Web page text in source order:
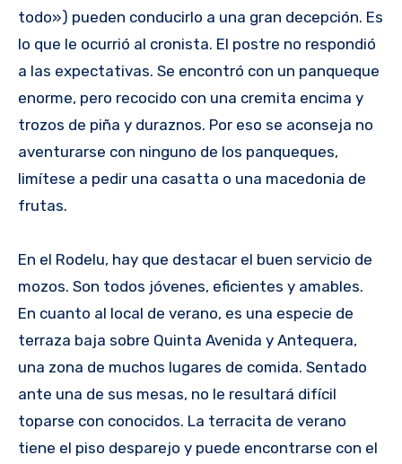
todo») pueden conducirlo a una gran decepción. Es
lo que le ocurrió al cronista. El postre no respondió
a las expectativas. Se encontró con un panqueque
enorme, pero recocido con una cremita encima y
trozos de piña y duraznos. Por eso se aconseja no
aventurarse con ninguno de los panqueques,
limítese a pedir una casatta o una macedonia de
frutas.
En el Rodelu, hay que destacar el buen servicio de
mozos. Son todos jóvenes, eficientes y amables.
En cuanto al local de verano, es una especie de
terraza baja sobre Quinta Avenida y Antequera,
una zona de muchos lugares de comida. Sentado
ante una de sus mesas, no le resultará difícil
toparse con conocidos. La terracita de verano
tiene el piso desparejo y puede encontrarse con el